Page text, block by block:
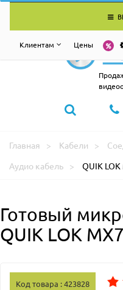
Клиентам Цены
Главная Кабели
Аудио кабель
QUIK
Готовый
QUIK LOK
Код товара : 423828